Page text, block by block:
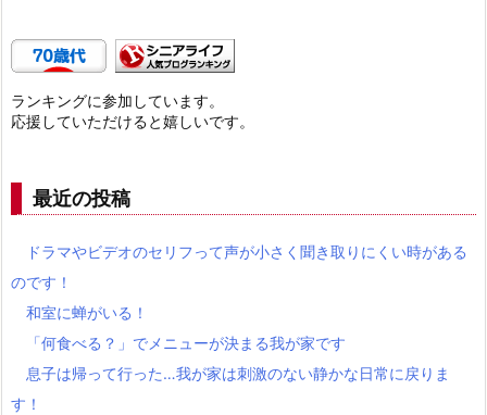
ランキングに参加しています。
応援していただけると嬉しいです。
最近の投稿
ドラマやビデオのセリフって声が小さく聞き取りにくい時がある
のです！
和室に蝉がいる！
「何食べる？」でメニューが決まる我が家です
息子は帰って行った…我が家は刺激のない静かな日常に戻りま
す！